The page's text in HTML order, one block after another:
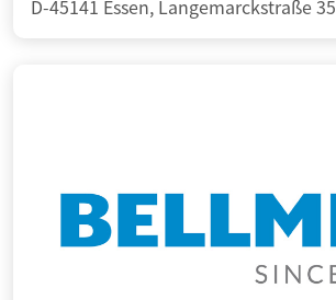
D-45141 Essen, Langemarckstraße 35